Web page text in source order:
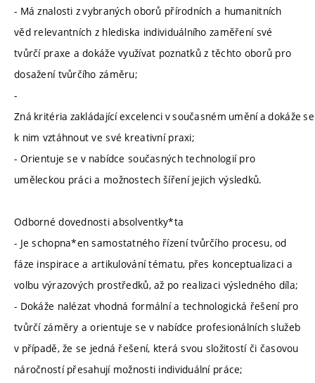
- Má znalosti z vybraných oborů přírodních a humanitních
věd relevantních z hlediska individuálního zaměření své
tvůrčí praxe a dokáže využívat poznatků z těchto oborů pro
dosažení tvůrčího záměru;
-
Zná kritéria zakládající excelenci v současném umění a dokáže se
k nim vztáhnout ve své kreativní praxi;
- Orientuje se v nabídce současných technologií pro
uměleckou práci a možnostech šíření jejich výsledků.
Odborné dovednosti absolventky*ta
- Je schopna*en samostatného řízení tvůrčího procesu, od
fáze inspirace a artikulování tématu, přes konceptualizaci a
volbu výrazových prostředků, až po realizaci výsledného díla;
- Dokáže nalézat vhodná formální a technologická řešení pro
tvůrčí záměry a orientuje se v nabídce profesionálních služeb
v případě, že se jedná řešení, která svou složitostí či časovou
náročností přesahují možnosti individuální práce;